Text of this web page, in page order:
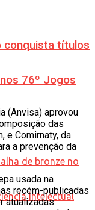
conquista títulos
76º Jogos
(Anvisa) aprovou
das
e Comirnaty, da
a prevenção da
usada na
recém-publicadas
atualizadas